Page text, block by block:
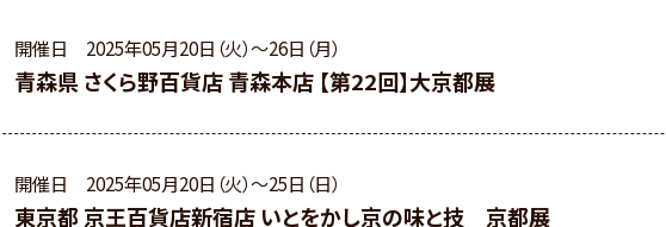
開催日 2025年05月20日（火）〜26日（月）
青森県 さくら野百貨店 青森本店 【第22回】大京都展
開催日 2025年05月20日（火）〜25日（日）
東京都 京王百貨店新宿店 いとをかし京の味と技 京都展